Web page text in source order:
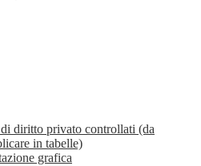
diritto privato controllati (da
in tabelle)
grafica